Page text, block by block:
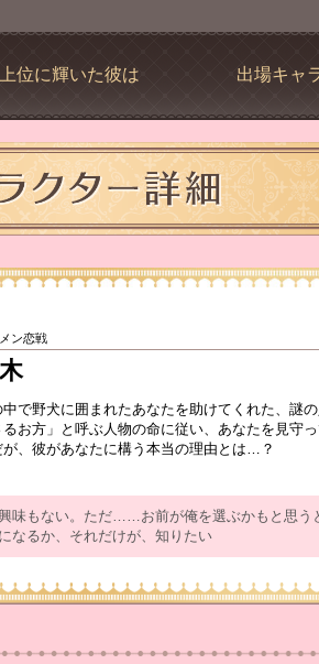
上位に輝いた彼は 出場キャ
ン恋戦
中で野犬に囲まれたあなたを助けてくれた、謎
るお方」と呼ぶ人物の命に従い、あなたを見守
が、彼があなたに構う本当の理由とは…？
興味もない。ただ……お前が俺を選ぶかもと思
なるか、それだけが、知りたい